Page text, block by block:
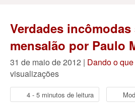
Verdades
mensalão por Paulo
31 de maio de 2012 | Dando o
visualizações
4 - 5 minutos de leitura